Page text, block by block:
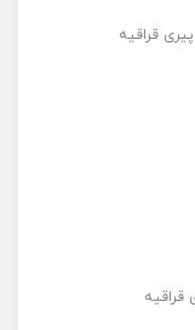
قراقیه
قراقیه